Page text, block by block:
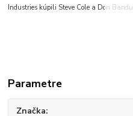
Industries kúpili Steve Cole a Don
Parametre
Značka